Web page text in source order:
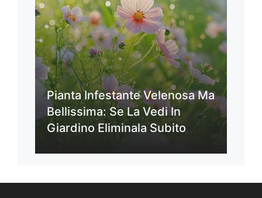
Pianta Infestante Velenosa Ma
Bellissima: Se La Vedi In
Giardino Eliminala Subito